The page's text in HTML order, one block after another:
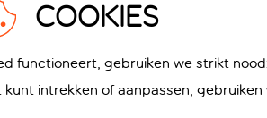
COOKIES
functioneert, gebruiken we strikt
intrekken of aanpassen, gebruiken